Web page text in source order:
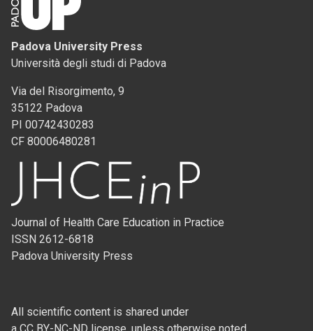
Padova University Press
Università degli studi di Padova
Via del Risorgimento, 9
35122 Padova
PI 00742430283
CF 80006480281
Journal of Health Care Education in Practice
ISSN 2612-6818
Padova University Press
All scientific content is shared under